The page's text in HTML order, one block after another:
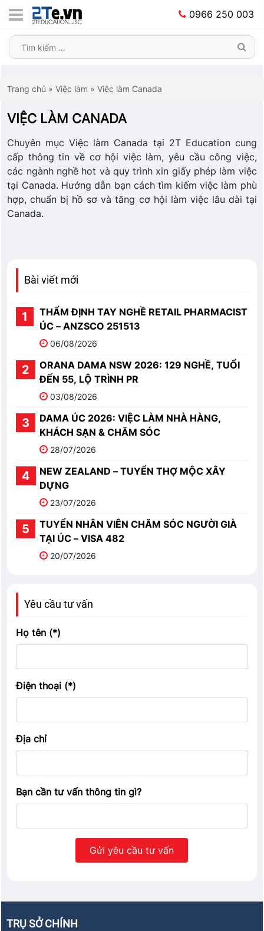
0966 250 003
Trang chủ » Việc làm » Việc làm Canada
VIỆC LÀM CANADA
Chuyên mục Việc làm Canada tại 2T Education cung
cấp thông tin về cơ hội việc làm, yêu cầu công việc,
các ngành nghề hot và quy trình xin giấy phép làm việc
tại Canada. Hướng dẫn bạn cách tìm kiếm việc làm phù
hợp, chuẩn bị hồ sơ và tăng cơ hội làm việc lâu dài tại
Canada.
Bài viết mới
THẨM ĐỊNH TAY NGHỀ RETAIL PHARMACIST
ÚC – ANZSCO 251513
06/08/2026
ORANA DAMA NSW 2026: 129 NGHỀ, TUỔI
ĐẾN 55, LỘ TRÌNH PR
03/08/2026
DAMA ÚC 2026: VIỆC LÀM NHÀ HÀNG,
KHÁCH SẠN & CHĂM SÓC
28/07/2026
NEW ZEALAND – TUYỂN THỢ MỘC XÂY
DỰNG
23/07/2026
TUYỂN NHÂN VIÊN CHĂM SÓC NGƯỜI GIÀ
TẠI ÚC – VISA 482
20/07/2026
Yêu cầu tư vấn
Họ tên (*)
Điện thoại (*)
Địa chỉ
Bạn cần tư vấn thông tin gì?
TRỤ SỞ CHÍNH